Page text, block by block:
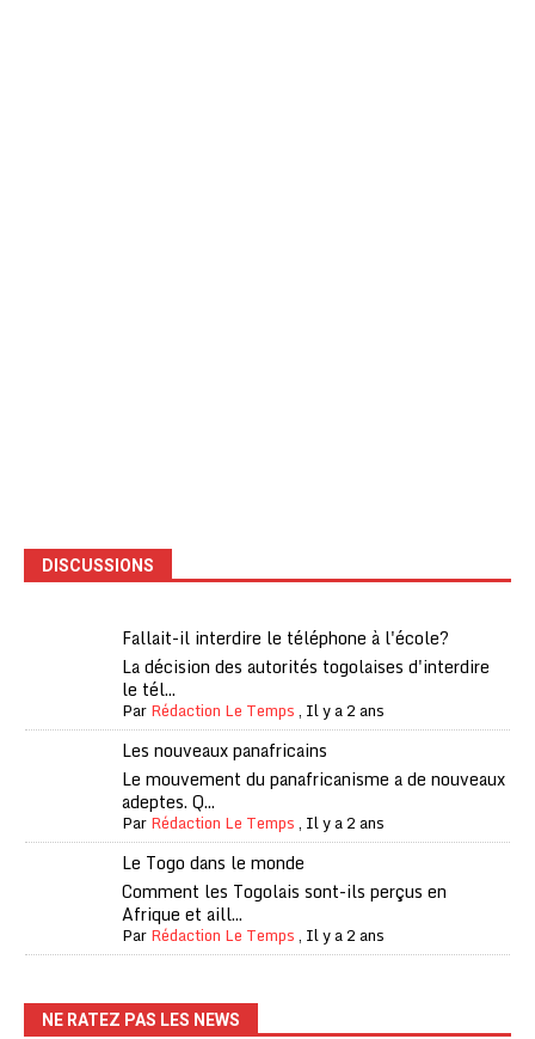
DISCUSSIONS
Fallait-il interdire le téléphone à l'école?
La décision des autorités togolaises d'interdire
le tél...
ParRédaction Le Temps, Il y a 2 ans
Les nouveaux panafricains
Le mouvement du panafricanisme a de nouveaux
adeptes. Q...
ParRédaction Le Temps, Il y a 2 ans
Le Togo dans le monde
Comment les Togolais sont-ils perçus en
Afrique et aill...
ParRédaction Le Temps, Il y a 2 ans
NE RATEZ PAS LES NEWS